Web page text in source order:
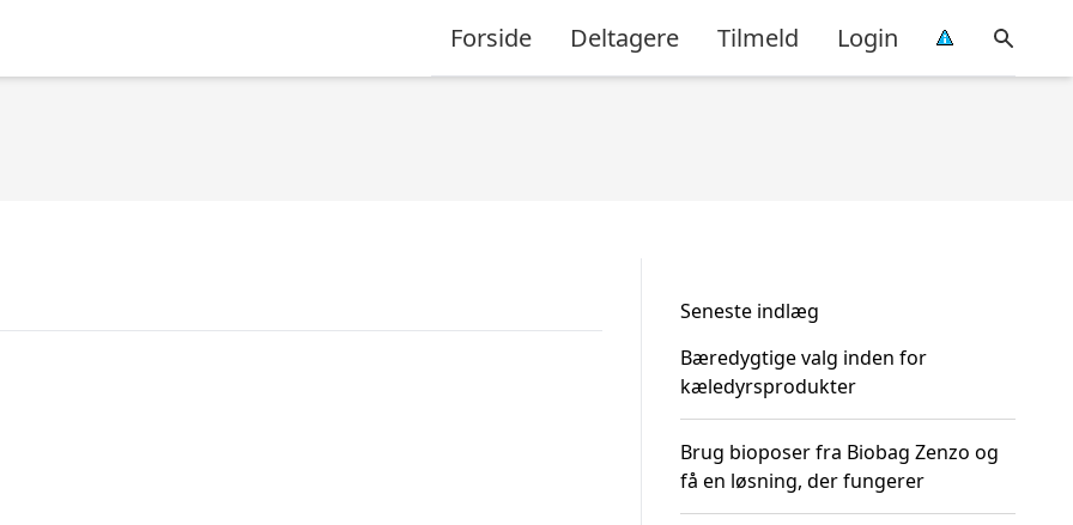
Forside Deltagere Tilmeld Login
Seneste indlæg
Bæredygtige valg inden for
kæledyrsprodukter
Brug bioposer fra Biobag Zenzo og
få en løsning, der fungerer